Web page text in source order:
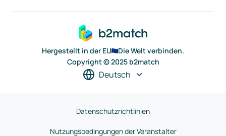
Hergestellt in der EU
Die Welt verbinden.
Copyright © 2025 b2match
Deutsch
Datenschutzrichtlinien
Nutzungsbedingungen der Veranstalter